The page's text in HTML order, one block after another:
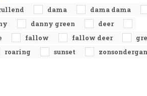
dama
dama dama
danny green
deer
fallow fallow deer
roaring sunset